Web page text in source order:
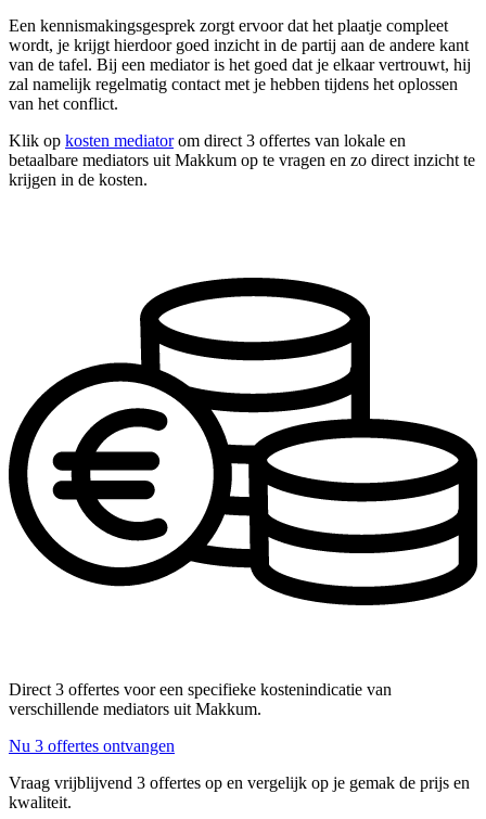
Een kennismakingsgesprek zorgt ervoor dat het plaatje compleet
wordt, je krijgt hierdoor goed inzicht in de partij aan de andere kant
van de tafel. Bij een mediator is het goed dat je elkaar vertrouwt, hij
zal namelijk regelmatig contact met je hebben tijdens het oplossen
van het conflict.
Klik op kosten mediatorom direct 3 offertes van lokale en
betaalbare mediators uit Makkum op te vragen en zo direct inzicht te
krijgen in de kosten.
Direct 3 offertes voor een specifieke kostenindicatie van
verschillende mediators uit Makkum.
Nu 3 offertes ontvangen
Vraag vrijblijvend 3 offertes op en vergelijk op je gemak de prijs en
kwaliteit.